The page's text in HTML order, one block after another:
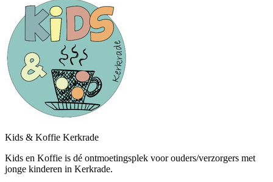
Kids & Koffie Kerkrade
Kids en Koffie is dé ontmoetingsplek voor ouders/verzorgers met
jonge kinderen in Kerkrade.